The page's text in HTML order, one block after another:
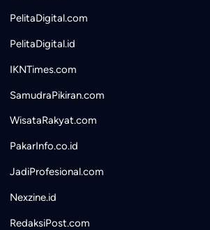
PelitaDigital.com
PelitaDigital.id
IKNTimes.com
SamudraPikiran.com
WisataRakyat.com
PakarInfo.co.id
JadiProfesional.com
Nexzine.id
RedaksiPost.com